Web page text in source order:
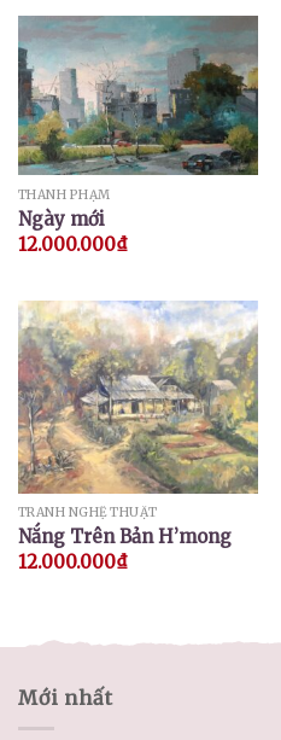
THÀNH PHẠM
Ngày mới
12.000.000₫
TRANH NGHỆ THUẬT
Nắng Trên Bản H’mong
12.000.000₫
Mới nhất